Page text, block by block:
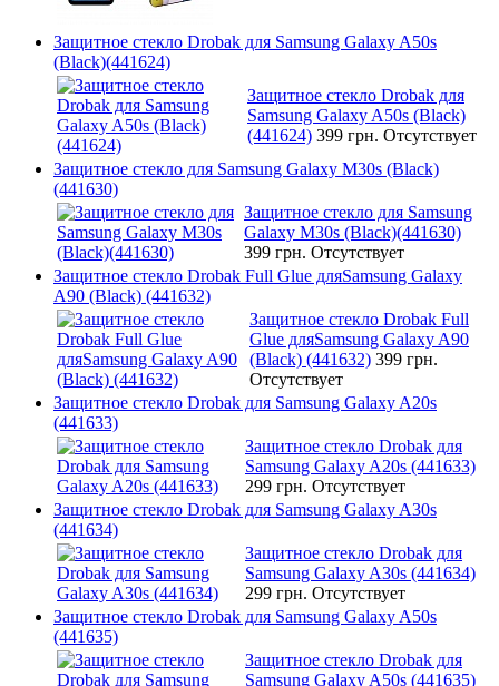
Защитное стекло Drobak для Samsung Galaxy A50s
(Black)(441624)
Защитное стекло Drobak для
Samsung Galaxy A50s (Black)
(441624) 399 грн. Отсутствует
Защитное стекло для Samsung Galaxy M30s (Black)
(441630)
Защитное стекло для Samsung
Galaxy M30s (Black)(441630)
399 грн. Отсутствует
Защитное стекло Drobak Full Glue дляSamsung Galaxy
A90 (Black) (441632)
Защитное стекло Drobak Full
Glue дляSamsung Galaxy A90
(Black) (441632) 399 грн.
Отсутствует
Защитное стекло Drobak для Samsung Galaxy A20s
(441633)
Защитное стекло Drobak для
Samsung Galaxy A20s (441633)
299 грн. Отсутствует
Защитное стекло Drobak для Samsung Galaxy A30s
(441634)
Защитное стекло Drobak для
Samsung Galaxy A30s (441634)
299 грн. Отсутствует
Защитное стекло Drobak для Samsung Galaxy A50s
(441635)
Защитное стекло Drobak для
Samsung Galaxy A50s (441635)